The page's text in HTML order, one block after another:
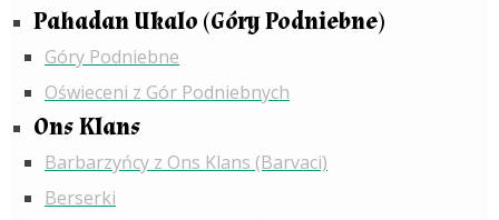
Pahadan Ukalo (Góry Podniebne)
Góry Podniebne
Oświeceni z Gór Podniebnych
Ons Klans
Barbarzyńcy z Ons Klans (Barvaci)
Berserki